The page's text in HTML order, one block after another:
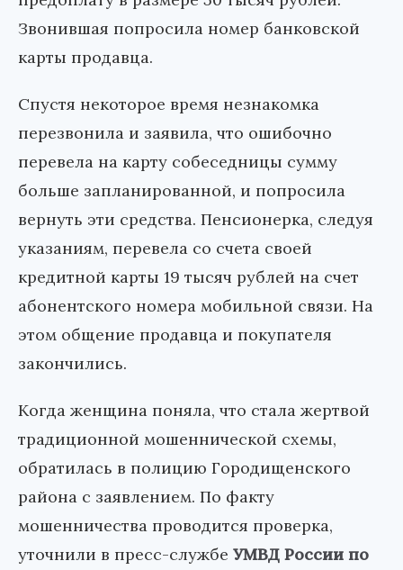
Звонившая попросила номер банковской
карты продавца.
Спустя некоторое время незнакомка
перезвонила и заявила, что ошибочно
перевела на карту собеседницы сумму
больше запланированной, и попросила
вернуть эти средства. Пенсионерка, следуя
указаниям, перевела со счета своей
кредитной карты 19 тысяч рублей на счет
абонентского номера мобильной связи. На
этом общение продавца и покупателя
закончились.
Когда женщина поняла, что стала жертвой
традиционной мошеннической схемы,
обратилась в полицию Городищенского
района с заявлением. По факту
мошенничества проводится проверка,
уточнили в пресс-службе УМВД России по